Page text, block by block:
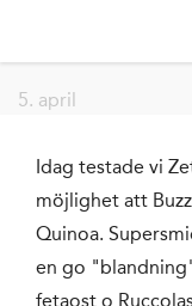
5. april
Idag testade vi
möjlighet att
Quinoa.
en go
fetaost o